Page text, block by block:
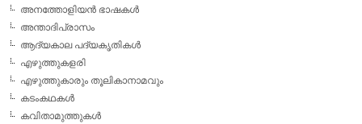
അനത്തോളിയന്‍ ഭാഷകള്‍
അന്താദിപ്രാസം
ആദ്യകാല പദ്യകൃതികള്‍
എഴുത്തുകളരി
എഴുത്തുകാരും തൂലികാനാമവും
കടംകഥകള്‍
കവിതാമുത്തുകള്‍